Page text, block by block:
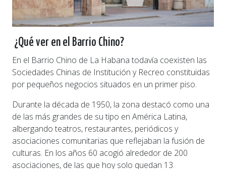
¿Qué ver en el Barrio Chino?
En el Barrio Chino de La Habana todavía coexisten las
Sociedades Chinas de Institución y Recreo constituidas
por pequeños negocios situados en un primer piso.
Durante la década de 1950, la zona destacó como una
de las más grandes de su tipo en América Latina,
albergando teatros, restaurantes, periódicos y
asociaciones comunitarias que reflejaban la fusión de
culturas. En los años 60 acogió alrededor de 200
asociaciones, de las que hoy solo quedan 13.